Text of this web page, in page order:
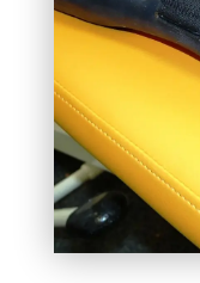
Bei
Handgelenk
einer